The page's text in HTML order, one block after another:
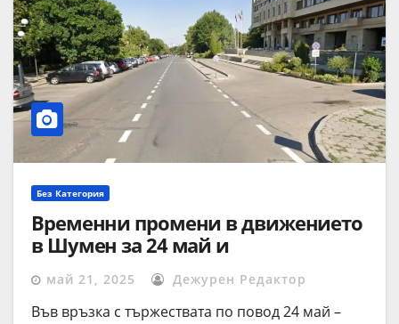
Без Категория
Временни промени в движението
в Шумен за 24 май и
абитуриентските балове
май 21, 2025 Дежурен Редактор
Във връзка с тържествата по повод 24 май –